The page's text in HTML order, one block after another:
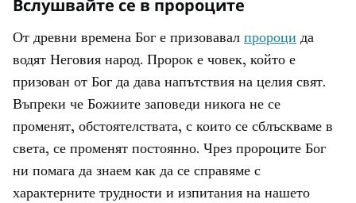
Вслушвайте се в пророците
От древни времена Бог е призовавал пророци да
водят Неговия народ. Пророк е човек, който е
призован от Бог да дава напътствия на целия свят.
Въпреки че Божиите заповеди никога не се
променят, обстоятелствата, с които се сблъскваме в
света, се променят постоянно. Чрез пророците Бог
ни помага да знаем как да се справяме с
характерните трудности и изпитания на нашето